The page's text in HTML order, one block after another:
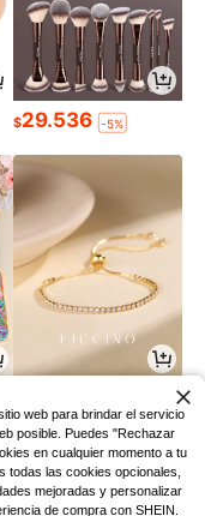
$29.536 -5%
web para brindar el servicio
posible. Puedes "Rechazar
en cualquier momento a tu
todas las cookies opcionales,
mejoradas y personalizar
de compra con SHEIN.